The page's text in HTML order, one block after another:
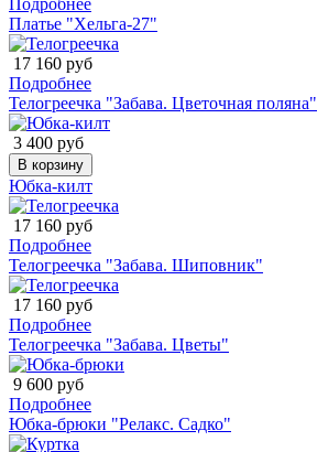
Платье "Хельга-27"
17 160 руб
Подробнее
Телогреечка "Забава. Цветочная поляна"
3 400 руб
В корзину
Юбка-килт
17 160 руб
Подробнее
Телогреечка "Забава. Шиповник"
17 160 руб
Подробнее
Телогреечка "Забава. Цветы"
9 600 руб
Подробнее
Юбка-брюки "Релакс. Садко"